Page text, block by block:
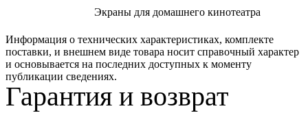
Экраны для домашнего кинотеатра
Информация о технических характеристиках, комплекте
поставки, и внешнем виде товара носит справочный характер
и основывается на последних доступных к моменту
публикации сведениях.
Гарантия и возврат